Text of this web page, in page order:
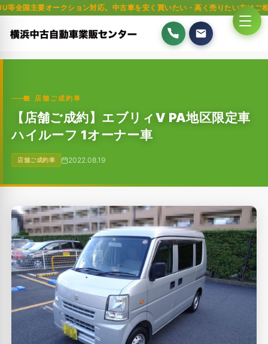
クション対応。中古車を安く買いたい・高く売りたい方はご相談ください
🏪 店舗ご成約車
【店舗ご成約】エブリィV PA地区限定車
ハイルーフ 1オーナー車
店舗ご成約車 2022.08.19